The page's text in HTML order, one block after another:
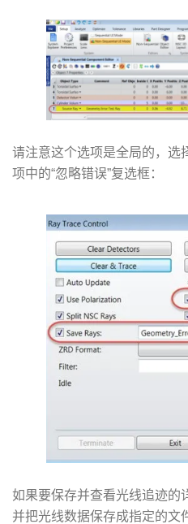
请注意这个选项是全局的，选
项中的“忽略错误”复选框：
如果要保存并查看光线追迹的
并把光线数据保存成指定的文